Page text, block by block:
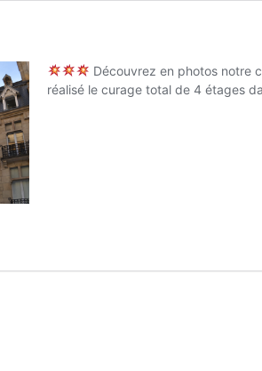
Découvrez en photos notre
réalisé le curage total de 4 étages